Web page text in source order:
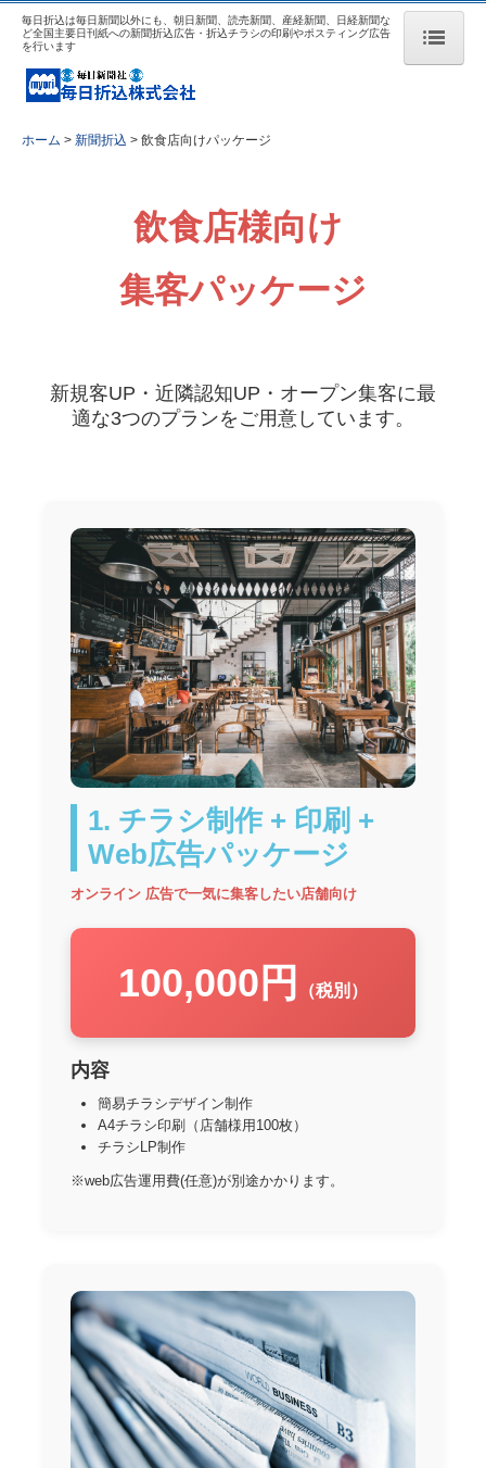
ホーム
新聞折込
新聞折込料金表・配布枚数表
休刊日カレンダー
地域密着集客支援プロジェクト
ポスティング
デザイン制作
会社案内
個人情報保護方針
採用情報
お問合せ
毎日折込は毎日新聞以外にも、朝日新聞、読売新聞、産経新聞、日経新聞な
ど全国主要日刊紙への新聞折込広告・折込チラシの印刷やポスティング広告
を行います
ホーム 新聞折込 飲食店向けパッケージ
飲食店様向け
集客パッケージ
新規客UP・近隣認知UP・オープン集客に最
適な3つのプランをご用意しています。
1. チラシ制作 + 印刷 +
Web広告パッケージ
オンライン 広告で一気に集客したい店舗向け
100,000円 （税別）
内容
簡易チラシデザイン制作
A4チラシ印刷（店舗様用100枚）
チラシLP制作
※web広告運用費(任意)が別途かかります。